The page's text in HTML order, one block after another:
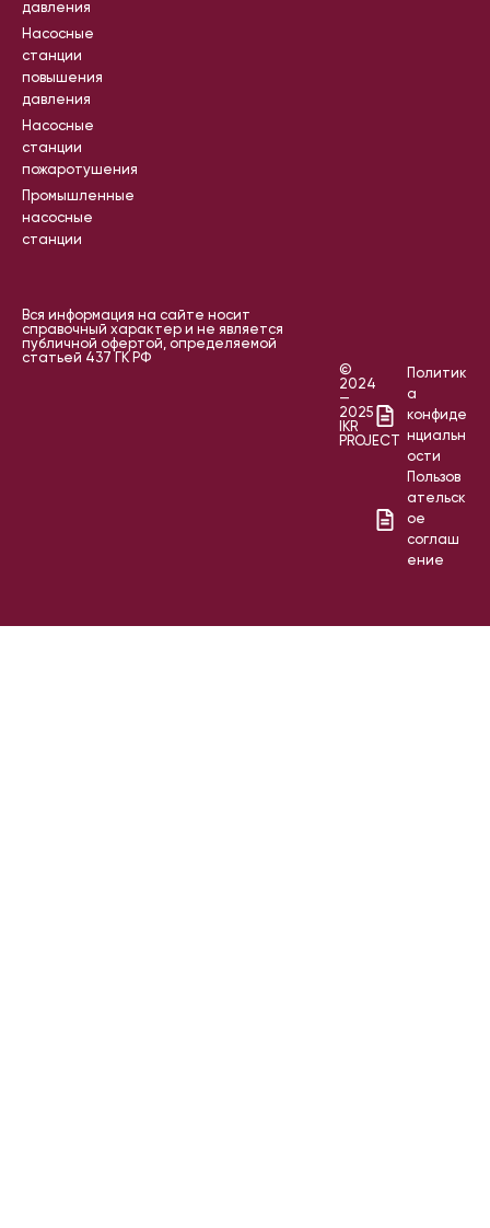
давления
Насосные
станции
повышения
давления
Насосные
станции
пожаротушения
Промышленные
насосные
станции
Вся информация на сайте носит
справочный характер и не является
публичной офертой, определяемой
статьей 437 ГК РФ
©
2024
—
2025
IKR
PROJECT
Политик
а
конфиде
нциальн
ости
Пользов
ательск
ое
соглаш
ение